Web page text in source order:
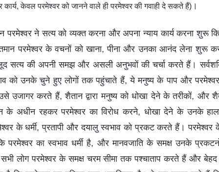
केवल परमेश्वर को जानने वाले ही परमेश्वर की गवाही दे सकते हैं) ।
परमेश्वर ने सत्य को व्यक्त करना और अपना न्याय कार्य करना शुरू
परमेश्वर के वचनों को खाना, पीना और उनका आनंद लेना शुरू
सत्य की अपनी समझ और असली अनुभवों की चर्चा करते हैं।
को उनके चुने हुए लोगों तक पहुंचाते हैं, ये मनुष्य के पाप और
उजागर करते हैं, शैतान द्वारा मनुष्य को धोखा देने के तरीकों, और
के अधीन रहकर परमेश्वर का विरोध करने, धोखा देने के उनके
के धर्मी, प्रतापी और दयालु स्वभाव को प्रकट करते हैं।
परमेश्वर का स्वभाव धर्मी है, और मानवजाति के समक्ष उनके
लोग परमेश्वर के समक्ष चरम सीमा तक पश्चाताप करते हैं और